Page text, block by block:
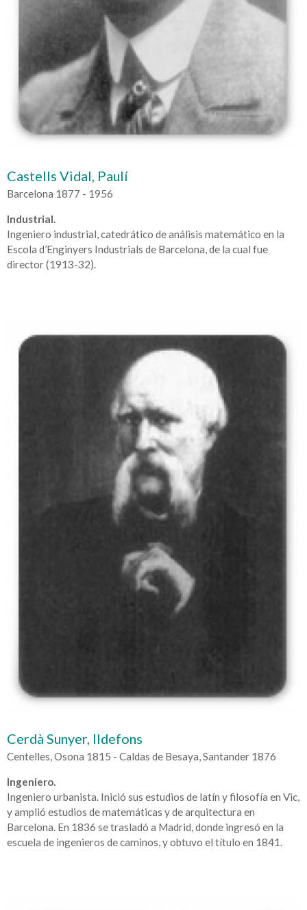
Castells Vidal, Paulí
Barcelona 1877 - 1956
Industrial.
Ingeniero industrial, catedrático de análisis matemático en la
Escola d’Enginyers Industrials de Barcelona, de la cual fue
director (1913-32).
Cerdà Sunyer, Ildefons
Centelles, Osona 1815 - Caldas de Besaya, Santander 1876
Ingeniero.
Ingeniero urbanista. Inició sus estudios de latín y filosofía en Vic,
y amplió estudios de matemáticas y de arquitectura en
Barcelona. En 1836 se trasladó a Madrid, donde ingresó en la
escuela de ingenieros de caminos, y obtuvo el título en 1841.